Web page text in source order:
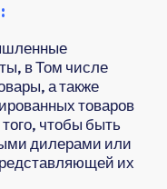
в Том числе
а также
товаров
чтобы быть
дилерами или
их